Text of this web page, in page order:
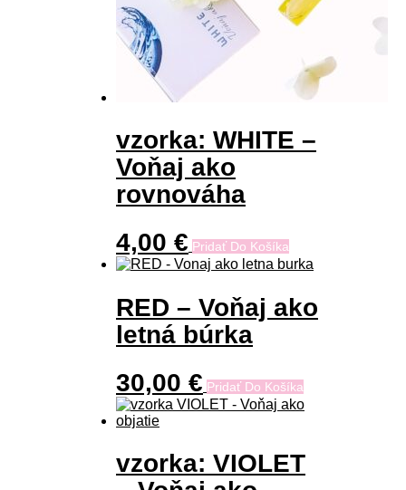
vzorka: WHITE –
Voňaj ako
rovnováha
4,00 € Pridať Do Košíka
RED – Voňaj ako
letná búrka
30,00 € Pridať Do Košíka
vzorka: VIOLET